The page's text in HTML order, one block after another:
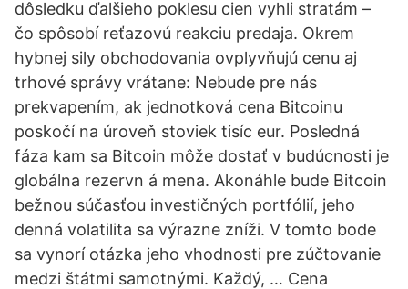
dôsledku ďalšieho poklesu cien vyhli stratám –
čo spôsobí reťazovú reakciu predaja. Okrem
hybnej sily obchodovania ovplyvňujú cenu aj
trhové správy vrátane: Nebude pre nás
prekvapením, ak jednotková cena Bitcoinu
poskočí na úroveň stoviek tisíc eur. Posledná
fáza kam sa Bitcoin môže dostať v budúcnosti je
globálna rezervn á mena. Akonáhle bude Bitcoin
bežnou súčasťou investičných portfólií, jeho
denná volatilita sa výrazne zníži. V tomto bode
sa vynorí otázka jeho vhodnosti pre zúčtovanie
medzi štátmi samotnými. Každý, … Cena